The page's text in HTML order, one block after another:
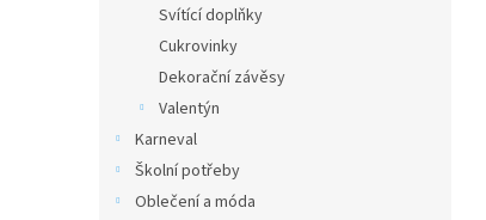
Svítící doplňky
Cukrovinky
Dekorační závěsy
Valentýn
Karneval
Školní potřeby
Oblečení a móda